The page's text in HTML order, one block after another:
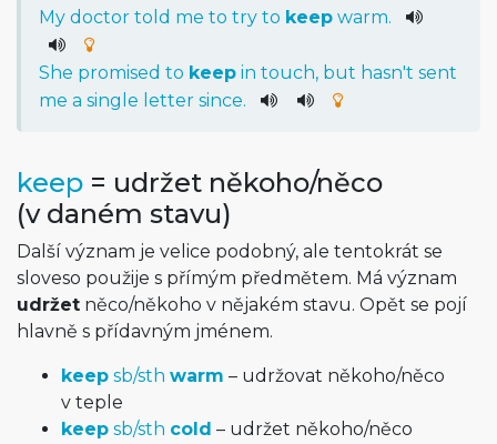
My doctor told me to try to keep warm.
She promised to keep in touch, but hasn't sent
me a single letter since.
keep = udržet někoho/něco
(v daném stavu)
Další význam je velice podobný, ale tentokrát se
sloveso použije s přímým předmětem. Má význam
udržet něco/někoho v nějakém stavu. Opět se pojí
hlavně s přídavným jménem.
keep sb/sth warm – udržovat někoho/něco
v teple
keep sb/sth cold – udržet někoho/něco